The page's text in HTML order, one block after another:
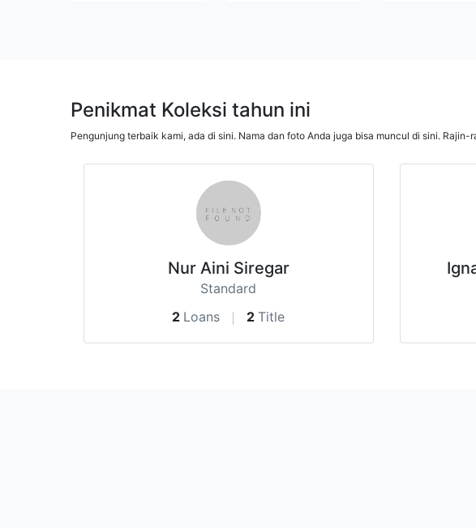
Penikmat Koleksi tahun ini
Pengunjung terbaik kami, ada di sini. Nama dan foto Anda juga bisa muncul di sini.
Nur Aini Siregar
Standard
2 Loans 2 Title